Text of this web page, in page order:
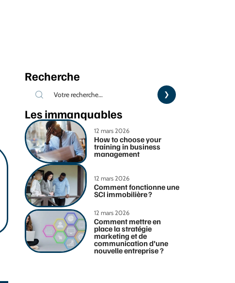
Recherche
Les immanquables
12 mars 2026
How to choose your
training in business
management
12 mars 2026
Comment fonctionne une
SCI immobilière ?
12 mars 2026
Comment mettre en
place la stratégie
marketing et de
communication d’une
nouvelle entreprise ?